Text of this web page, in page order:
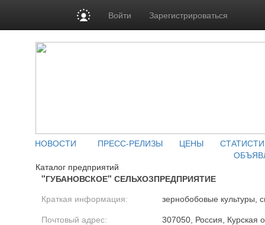
Войти Зарегистрироваться
НОВОСТИ ПРЕСС-РЕЛИЗЫ ЦЕНЫ
Каталог предприятий
"ГУБАНОВСКОЕ" СЕЛЬХОЗПРЕДПРИЯТИЕ
Краткая информация: зернобобовые культуры,
Почтовый адрес: 307050, Россия, Курская